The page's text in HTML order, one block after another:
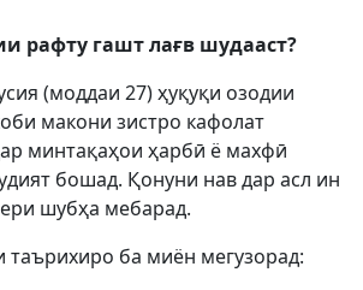
рафту гашт лағв шудааст?
(моддаи 27) ҳуқуқи озодии
макони зистро кафолат
минтақаҳои ҳарбӣ ё махфӣ
бошад. Қонуни нав дар асл ин
шубҳа мебарад.
таърихиро ба миён мегузорад: